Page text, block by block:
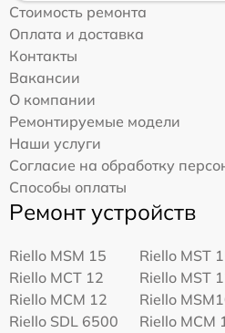
Стоимость ремонта
Оплата и доставка
Контакты
Вакансии
О компании
Ремонтируемые модели
Наши услуги
Согласие на обработку
Способы оплаты
Ремонт устройств
Riello MSM 15
Riello MST
Riello MCT 12
Riello MST
Riello MCM 12
Riello
Riello SDL 6500
Riello MCM